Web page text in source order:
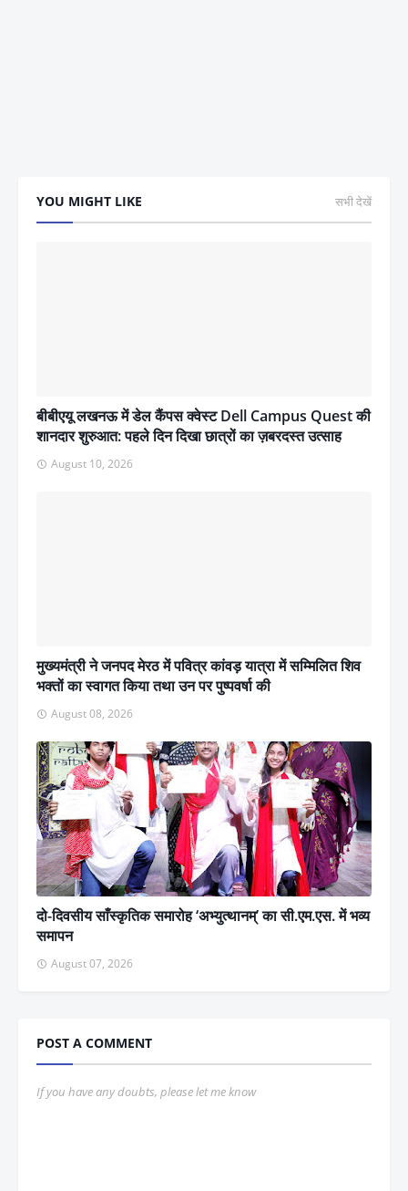
YOU MIGHT LIKE सभी देखें
बीबीएयू लखनऊ में डेल कैंपस क्वेस्ट Dell Campus Quest की
शानदार शुरुआत: पहले दिन दिखा छात्रों का ज़बरदस्त उत्साह
August 10, 2026
मुख्यमंत्री ने जनपद मेरठ में पवित्र कांवड़ यात्रा में सम्मिलित शिव
भक्तों का स्वागत किया तथा उन पर पुष्पवर्षा की
August 08, 2026
दो-दिवसीय साँस्कृतिक समारोह ‘अभ्युत्थानम्’ का सी.एम.एस. में भव्य
समापन
August 07, 2026
POST A COMMENT
If you have any doubts, please let me know